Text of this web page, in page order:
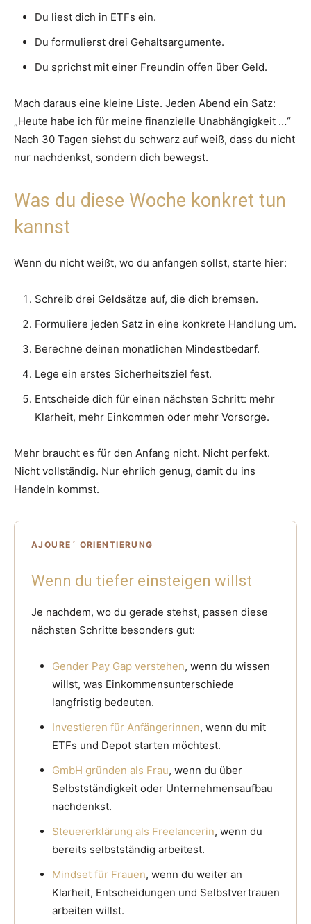
Du liest dich in ETFs ein.
Du formulierst drei Gehaltsargumente.
Du sprichst mit einer Freundin offen über Geld.
Mach daraus eine kleine Liste. Jeden Abend ein Satz:
„Heute habe ich für meine finanzielle Unabhängigkeit …“
Nach 30 Tagen siehst du schwarz auf weiß, dass du nicht
nur nachdenkst, sondern dich bewegst.
Was du diese Woche konkret tun
kannst
Wenn du nicht weißt, wo du anfangen sollst, starte hier:
Schreib drei Geldsätze auf, die dich bremsen.
Formuliere jeden Satz in eine konkrete Handlung um.
Berechne deinen monatlichen Mindestbedarf.
Lege ein erstes Sicherheitsziel fest.
Entscheide dich für einen nächsten Schritt: mehr
Klarheit, mehr Einkommen oder mehr Vorsorge.
Mehr braucht es für den Anfang nicht. Nicht perfekt.
Nicht vollständig. Nur ehrlich genug, damit du ins
Handeln kommst.
AJOURE´ ORIENTIERUNG
Wenn du tiefer einsteigen willst
Je nachdem, wo du gerade stehst, passen diese
nächsten Schritte besonders gut:
Gender Pay Gap verstehen, wenn du wissen
willst, was Einkommensunterschiede
langfristig bedeuten.
Investieren für Anfängerinnen, wenn du mit
ETFs und Depot starten möchtest.
GmbH gründen als Frau, wenn du über
Selbstständigkeit oder Unternehmensaufbau
nachdenkst.
Steuererklärung als Freelancerin, wenn du
bereits selbstständig arbeitest.
Mindset für Frauen, wenn du weiter an
Klarheit, Entscheidungen und Selbstvertrauen
arbeiten willst.